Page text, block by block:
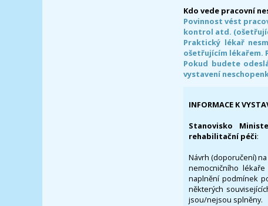
Kdo vede pracovní
Povinnost vést
kontrol atd.
Praktický lékař
ošetřujícím lékařem.
Pokud budete
vystavení
INFORMACE K
Stanovisko
rehabilitační péči:
Návrh (doporučení)
nemocničního
naplnění podmínek
některých
jsou/nejsou splněny.